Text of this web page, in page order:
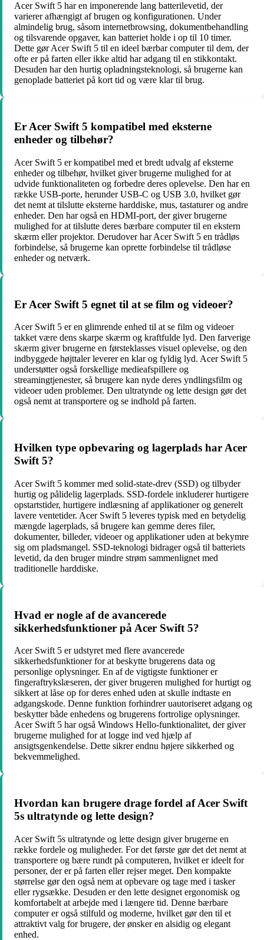
Acer Swift 5 har en imponerende lang batterilevetid, der
varierer afhængigt af brugen og konfigurationen. Under
almindelig brug, såsom internetbrowsing, dokumentbehandling
og tilsvarende opgaver, kan batteriet holde i op til 10 timer.
Dette gør Acer Swift 5 til en ideel bærbar computer til dem, der
ofte er på farten eller ikke altid har adgang til en stikkontakt.
Desuden har den hurtig opladningsteknologi, så brugerne kan
genoplade batteriet på kort tid og være klar til brug.
Er Acer Swift 5 kompatibel med eksterne
enheder og tilbehør?
Acer Swift 5 er kompatibel med et bredt udvalg af eksterne
enheder og tilbehør, hvilket giver brugerne mulighed for at
udvide funktionaliteten og forbedre deres oplevelse. Den har en
række USB-porte, herunder USB-C og USB 3.0, hvilket gør
det nemt at tilslutte eksterne harddiske, mus, tastaturer og andre
enheder. Den har også en HDMI-port, der giver brugerne
mulighed for at tilslutte deres bærbare computer til en ekstern
skærm eller projektor. Derudover har Acer Swift 5 en trådløs
forbindelse, så brugerne kan oprette forbindelse til trådløse
enheder og netværk.
Er Acer Swift 5 egnet til at se film og videoer?
Acer Swift 5 er en glimrende enhed til at se film og videoer
takket være dens skarpe skærm og kraftfulde lyd. Den farverige
skærm giver brugerne en førsteklasses visuel oplevelse, og den
indbyggede højttaler leverer en klar og fyldig lyd. Acer Swift 5
understøtter også forskellige medieafspillere og
streamingtjenester, så brugere kan nyde deres yndlingsfilm og
videoer uden problemer. Den ultratynde og lette design gør det
også nemt at transportere og se indhold på farten.
Hvilken type opbevaring og lagerplads har Acer
Swift 5?
Acer Swift 5 kommer med solid-state-drev (SSD) og tilbyder
hurtig og pålidelig lagerplads. SSD-fordele inkluderer hurtigere
opstartstider, hurtigere indlæsning af applikationer og generelt
lavere ventetider. Acer Swift 5 leveres typisk med en betydelig
mængde lagerplads, så brugere kan gemme deres filer,
dokumenter, billeder, videoer og applikationer uden at bekymre
sig om pladsmangel. SSD-teknologi bidrager også til batteriets
levetid, da den bruger mindre strøm sammenlignet med
traditionelle harddiske.
Hvad er nogle af de avancerede
sikkerhedsfunktioner på Acer Swift 5?
Acer Swift 5 er udstyret med flere avancerede
sikkerhedsfunktioner for at beskytte brugerens data og
personlige oplysninger. En af de vigtigste funktioner er
fingeraftrykslæseren, der giver brugeren mulighed for hurtigt og
sikkert at låse op for deres enhed uden at skulle indtaste en
adgangskode. Denne funktion forhindrer uautoriseret adgang og
beskytter både enhedens og brugerens fortrolige oplysninger.
Acer Swift 5 har også Windows Hello-funktionalitet, der giver
brugerne mulighed for at logge ind ved hjælp af
ansigtsgenkendelse. Dette sikrer endnu højere sikkerhed og
bekvemmelighed.
Hvordan kan brugere drage fordel af Acer Swift
5s ultratynde og lette design?
Acer Swift 5s ultratynde og lette design giver brugerne en
række fordele og muligheder. For det første gør det det nemt at
transportere og bære rundt på computeren, hvilket er ideelt for
personer, der er på farten eller rejser meget. Den kompakte
størrelse gør den også nem at opbevare og tage med i tasker
eller rygsække. Desuden er den lette designet ergonomisk og
komfortabelt at arbejde med i længere tid. Denne bærbare
computer er også stilfuld og moderne, hvilket gør den til et
attraktivt valg for brugere, der ønsker en alsidig og elegant
enhed.